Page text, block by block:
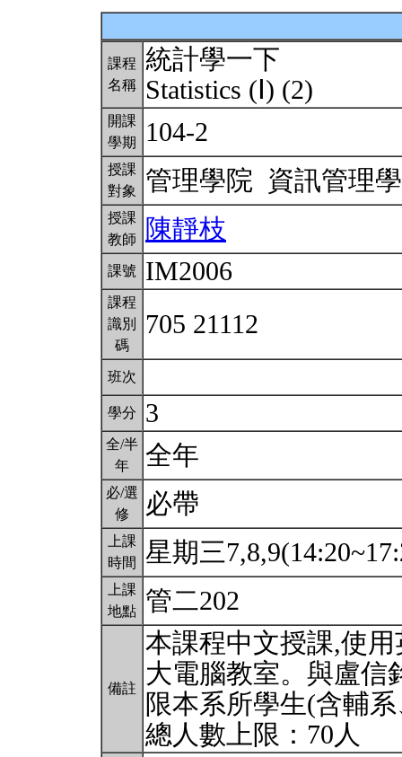
課程
名稱
統計學一下
Statistics (Ⅰ) (2)
開課
學期
104-2
授課
對象
管理學院 資訊管理
授課
教師
陳靜枝
課號 IM2006
課程
識別
碼
705 21112
班次
學分 3
全/半
年
全年
必/選
修
必帶
上課
時間
星期三
上課
地點
管二202
備註
本課程中文授課,使
大電腦教室。與盧信
限本系所學生(含輔
總人數上限：70人